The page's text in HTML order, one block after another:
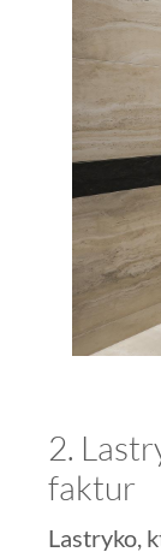
2.
faktur
Lastryko,